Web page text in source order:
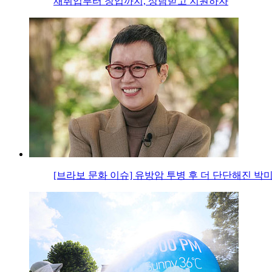
[브라보 문화 이슈] 유방암 투병 후 더 단단해진 박